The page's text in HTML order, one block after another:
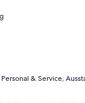
& Service,